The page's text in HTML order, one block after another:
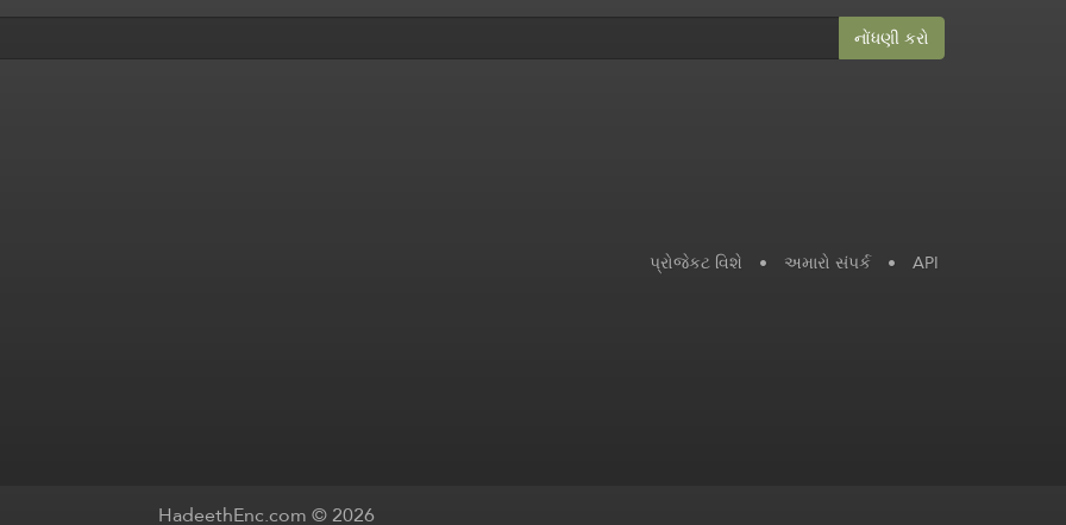
નોંધણી કરો
પ્રોજેકટ વિશે • અમારો સંપર્ક • API
HadeethEnc.com © 2026